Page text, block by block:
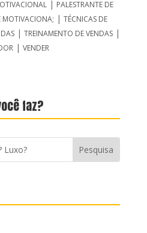
| PALESTRANTE DE
MOTIVACIONA; | TÉCNICAS DE
| TREINAMENTO DE VENDAS|
|VENDER
faz?